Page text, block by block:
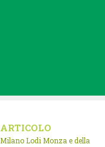
ARTICOLO
Milano Lodi Monza e della